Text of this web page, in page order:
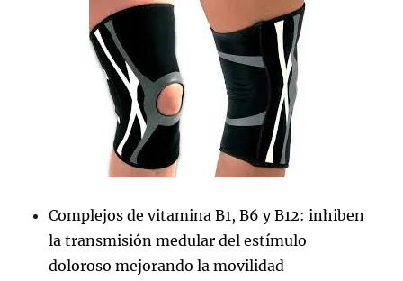
Complejos de vitamina B1, B6 y B12: inhiben
la transmisión medular del estímulo
doloroso mejorando la movilidad